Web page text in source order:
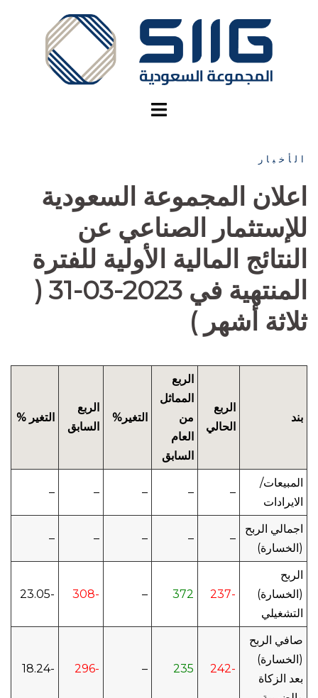
الأخبار
اعلان المجموعة السعودية
للإستثمار الصناعي عن
النتائج المالية الأولية للفترة
المنتهية في 2023-03-31 (
ثلاثة أشهر )
بند
الربع
الحالي
الربع
المماثل
من
العام
السابق
التغير%
الربع
السابق
التغير %
المبيعات/
الايرادات
–
–
–
–
–
اجمالي الربح
(الخسارة)
–
–
–
–
–
الربح
(الخسارة)
التشغيلي
-237
372
–
-308
-23.05
صافي الربح
(الخسارة)
بعد الزكاة
-242
235
–
-296
-18.24